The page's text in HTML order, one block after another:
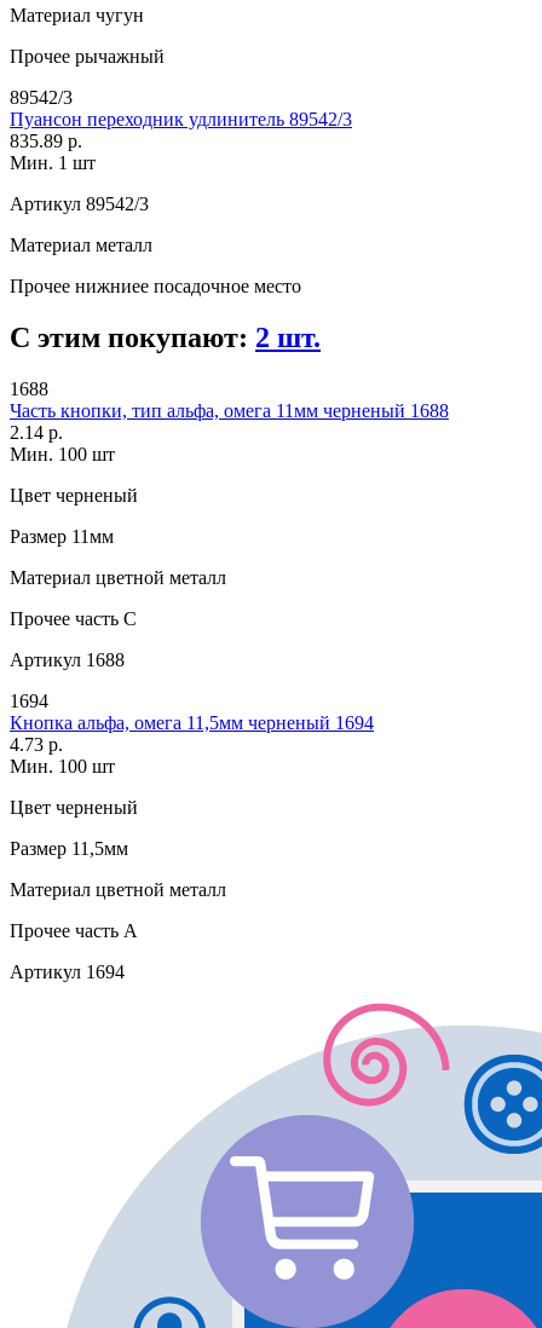
Материал чугун
Прочее рычажный
89542/3
Пуансон переходник удлинитель 89542/3
835.89 р.
Мин. 1 шт
Артикул 89542/3
Материал металл
Прочее нижниее посадочное место
С этим покупают: 2 шт.
1688
Часть кнопки, тип альфа, омега 11мм черненый 1688
2.14 р.
Мин. 100 шт
Цвет черненый
Размер 11мм
Материал цветной металл
Прочее часть С
Артикул 1688
1694
Кнопка альфа, омега 11,5мм черненый 1694
4.73 р.
Мин. 100 шт
Цвет черненый
Размер 11,5мм
Материал цветной металл
Прочее часть A
Артикул 1694